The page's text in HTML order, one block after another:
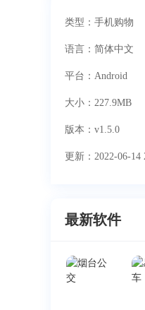
类型：手机购物
语言：简体中文
平台：Android
大小：227.9MB
版本：v1.5.0
更新：2022-06-14
最新软件